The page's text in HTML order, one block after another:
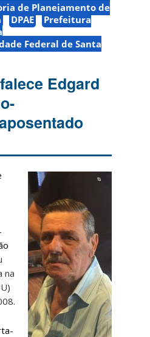
de Planejamento de
DPAE
Prefeitura
Federal de Santa
Edgard
na